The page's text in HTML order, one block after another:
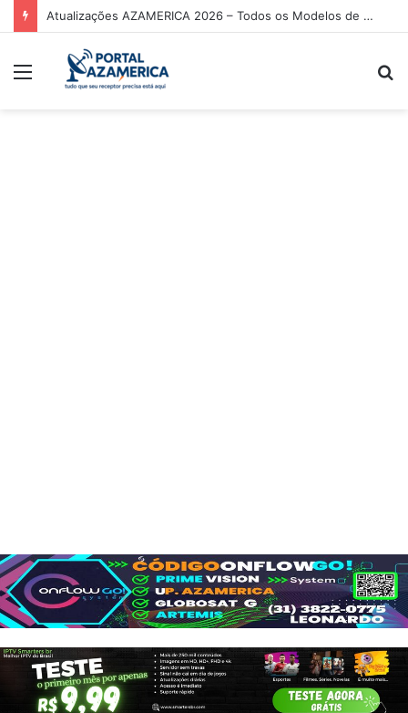
Atualizações AZAMERICA 2026 – Todos os Modelos de Receptores AZAMERICA